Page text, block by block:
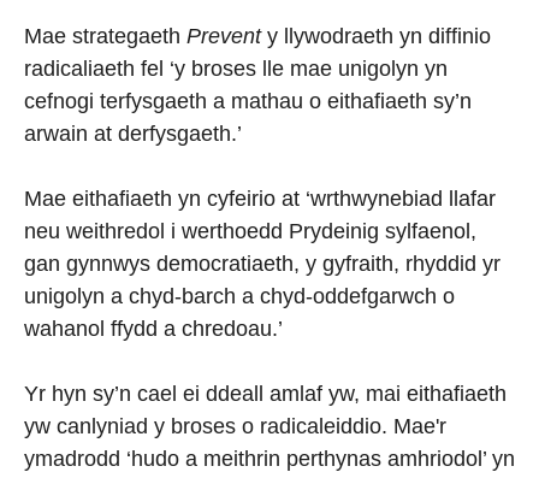
Mae strategaeth Preventy llywodraeth yn diffinio
radicaliaeth fel ‘y broses lle mae unigolyn yn
cefnogi terfysgaeth a mathau o eithafiaeth sy’n
arwain at derfysgaeth.’
Mae eithafiaeth yn cyfeirio at ‘wrthwynebiad llafar
neu weithredol i werthoedd Prydeinig sylfaenol,
gan gynnwys democratiaeth, y gyfraith, rhyddid yr
unigolyn a chyd-barch a chyd-oddefgarwch o
wahanol ffydd a chredoau.’
Yr hyn sy’n cael ei ddeall amlaf yw, mai eithafiaeth
yw canlyniad y broses o radicaleiddio. Mae'r
ymadrodd ‘hudo a meithrin perthynas amhriodol’ yn